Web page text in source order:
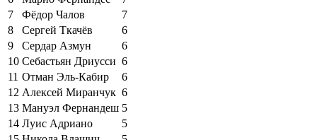
7
Фёдор Чалов
7
8
Сергей Ткачёв
6
9
Сердар Азмун
6
10 Себастьян Дриусси 6
11 Отман Эль-Кабир
6
12 Алексей Миранчук 6
13 Мануэл Фернандеш 5
14 Луис Адриано
5